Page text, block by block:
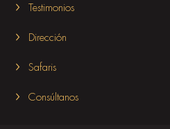
Testimonios
Dirección
Safaris
Consúltanos